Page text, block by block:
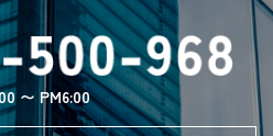
〜 PM6:00